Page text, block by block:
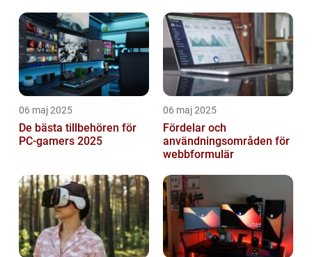
06 maj 2025
De bästa tillbehören för
PC-gamers 2025
06 maj 2025
Fördelar och
användningsområden för
webbformulär